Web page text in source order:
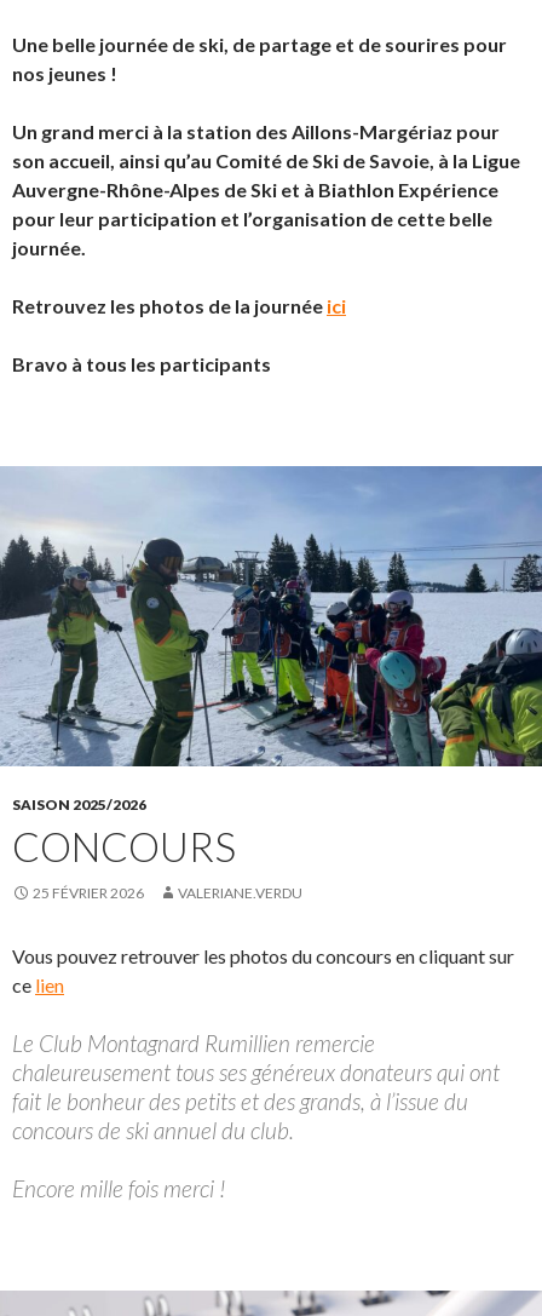
Une belle journée de ski, de partage et de sourires pour
nos jeunes !
Un grand merci à la station des Aillons-Margériaz pour
son accueil, ainsi qu’au Comité de Ski de Savoie, à la Ligue
Auvergne-Rhône-Alpes de Ski et à Biathlon Expérience
pour leur participation et l’organisation de cette belle
journée.
Retrouvez les photos de la journée ici
Bravo à tous les participants
SAISON 2025/2026
CONCOURS
25 FÉVRIER 2026 VALERIANE.VERDU
Vous pouvez retrouver les photos du concours en cliquant sur
ce lien
Le Club Montagnard Rumillien remercie
chaleureusement tous ses généreux donateurs qui ont
fait le bonheur des petits et des grands, à l’issue du
concours de ski annuel du club.
Encore mille fois merci !